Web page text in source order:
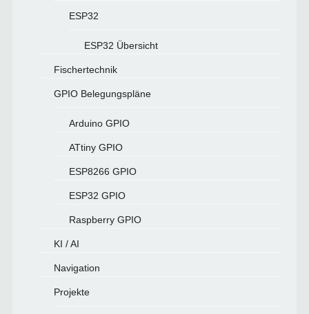
ESP32
ESP32 Übersicht
Fischertechnik
GPIO Belegungspläne
Arduino GPIO
ATtiny GPIO
ESP8266 GPIO
ESP32 GPIO
Raspberry GPIO
KI / AI
Navigation
Projekte